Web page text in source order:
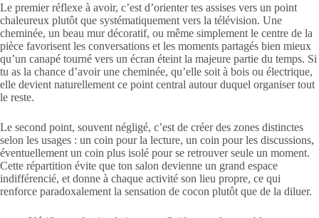
Le premier réflexe à avoir, c’est d’orienter tes assises vers un point
chaleureux plutôt que systématiquement vers la télévision. Une
cheminée, un beau mur décoratif, ou même simplement le centre de la
pièce favorisent les conversations et les moments partagés bien mieux
qu’un canapé tourné vers un écran éteint la majeure partie du temps. Si
tu as la chance d’avoir une cheminée, qu’elle soit à bois ou électrique,
elle devient naturellement ce point central autour duquel organiser tout
le reste.
Le second point, souvent négligé, c’est de créer des zones distinctes
selon les usages : un coin pour la lecture, un coin pour les discussions,
éventuellement un coin plus isolé pour se retrouver seule un moment.
Cette répartition évite que ton salon devienne un grand espace
indifférencié, et donne à chaque activité son lieu propre, ce qui
renforce paradoxalement la sensation de cocon plutôt que de la diluer.